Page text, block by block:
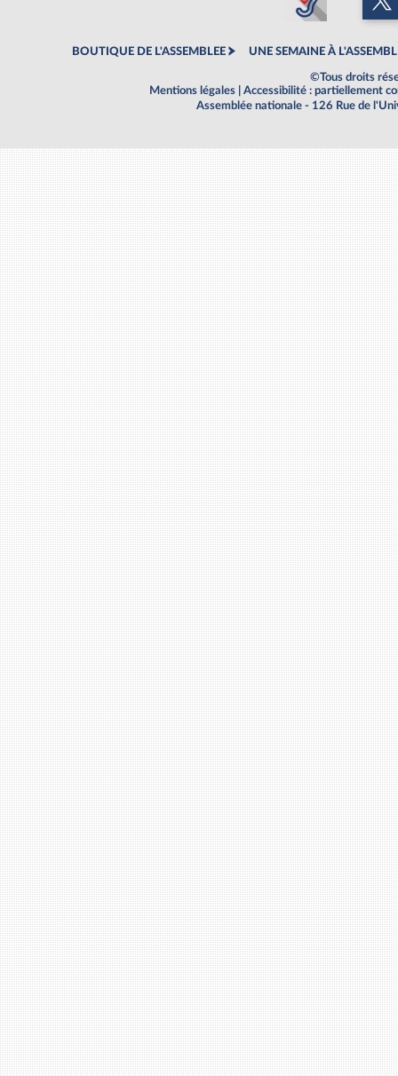
BOUTIQUE DE L'ASSEMBLEE UNE SEMAINE À
©Tous droits
Mentions légales
Accessibilité : partiellement
Assemblée nationale - 126 Rue de